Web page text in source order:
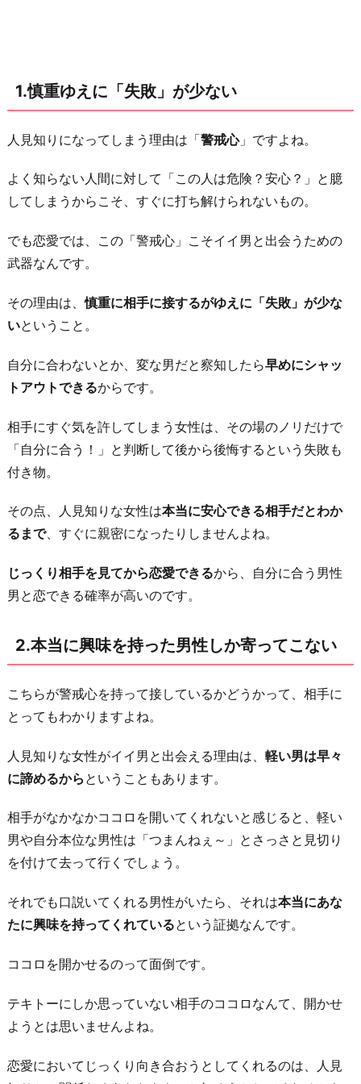
を
持
っ
男
性
か
寄
っ
て
な
い
「本
気」
の
対
象
な
り
す
い
4.
素
合
う
を
見
つ
や
す
い
包
容
の
1.慎重ゆえに「失敗」が少ない
人見知りになってしまう理由は「警戒心」ですよね。
よく知らない人間に対して「この人は危険？安心？」と臆
してしまうからこそ、すぐに打ち解けられないもの。
でも恋愛では、この「警戒心」こそイイ男と出会うための
武器なんです。
その理由は、慎重に相手に接するがゆえに「失敗」が少な
いということ。
自分に合わないとか、変な男だと察知したら早めにシャッ
トアウトできるからです。
相手にすぐ気を許してしまう女性は、その場のノリだけで
「自分に合う！」と判断して後から後悔するという失敗も
付き物。
その点、人見知りな女性は本当に安心できる相手だとわか
るまで、すぐに親密になったりしませんよね。
じっくり相手を見てから恋愛できるから、自分に合う男性
男と恋できる確率が高いのです。
2.本当に興味を持った男性しか寄ってこない
こちらが警戒心を持って接しているかどうかって、相手に
とってもわかりますよね。
人見知りな女性がイイ男と出会える理由は、 軽い男は早々
に諦めるから ということもあります。
相手がなかなかココロを開いてくれないと感じると、軽い
男や自分本位な男性は「つまんねぇ～」とさっさと見切り
を付けて去って行くでしょう。
それでも口説いてくれる男性がいたら、それは本当にあな
たに興味を持ってくれているという証拠なんです。
ココロを開かせるのって面倒です。
テキトーにしか思っていない相手のココロなんて、開かせ
ようとは思いませんよね。
恋愛においてじっくり向き合おうとしてくれるのは、人見